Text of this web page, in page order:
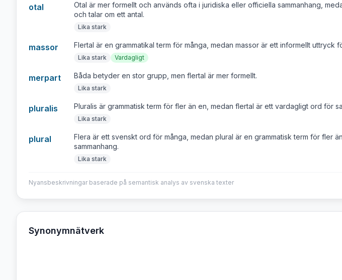
otal
Otal är mer formellt och används ofta i juridiska eller officiella sammanhang,
och talar om ett antal.
Lika stark
massor Flertal är en grammatikal term för många, medan massor är ett informellt uttryck
Lika stark Vardagligt
merpart Båda betyder en stor grupp, men flertal är mer formellt.
Lika stark
pluralis Pluralis är grammatisk term för fler än en, medan flertal är ett vardagligt ord för
Lika stark
plural
Flera är ett svenskt ord för många, medan plural är en grammatisk term för fler
sammanhang.
Lika stark
Nyansbeskrivningar baserade på semantisk analys av svenska texter
Synonymnätverk